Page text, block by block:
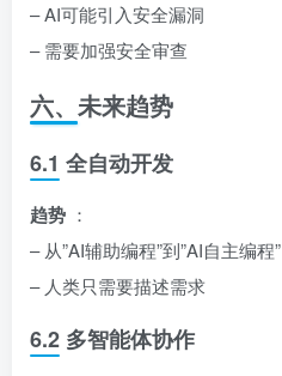
– AI可能引入安全漏洞
– 需要加强安全审查
六、未来趋势
6.1 全自动开发
趋势 ：
– 从”AI辅助编程”到”AI自主编程”
– 人类只需要描述需求
6.2 多智能体协作